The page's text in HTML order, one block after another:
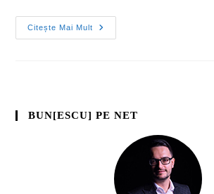
Citește Mai Mult
BUN[ESCU] PE NET